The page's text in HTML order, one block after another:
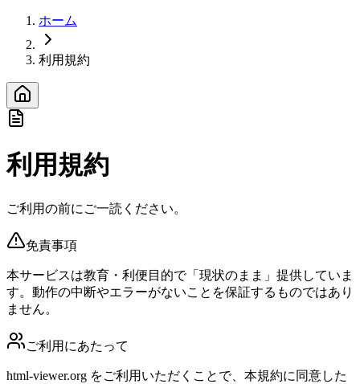
ホーム
利用規約
利用規約
ご利用の前にご一読ください。
免責事項
本サービスは教育・利便目的で「現状のまま」提供していま
す。動作の中断やエラーがないことを保証するものではあり
ません。
ご利用にあたって
html-viewer.org をご利用いただくことで、本規約に同意した